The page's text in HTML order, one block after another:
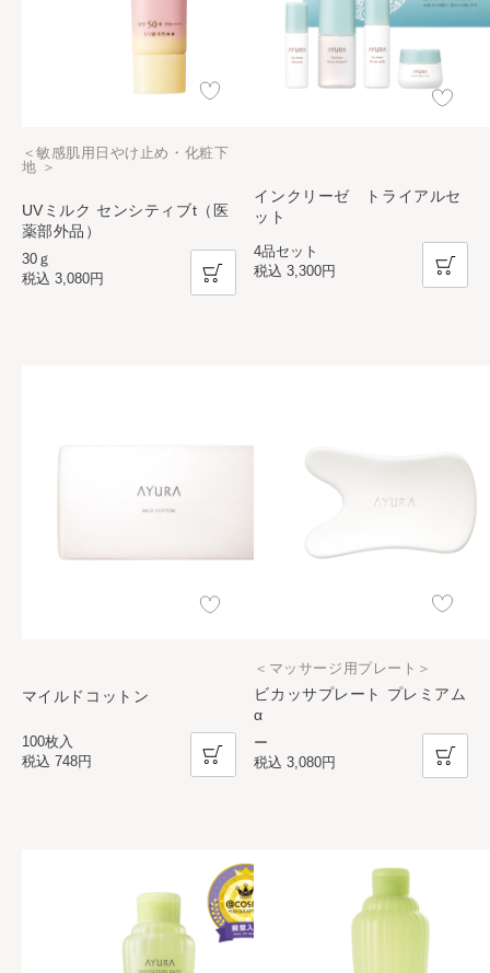
UVミルク センシティブt（医
薬部外品）
＜敏感肌用日やけ止め・化粧下
地 ＞
30ｇ
税込 3,080円
インクリーゼ トライアルセ
ット
4品セット
税込3,300円
マイルドコットン
100枚入
税込 748円
ビカッサプレート プレミアム
α
＜マッサージ用プレート＞
ー
税込3,080円